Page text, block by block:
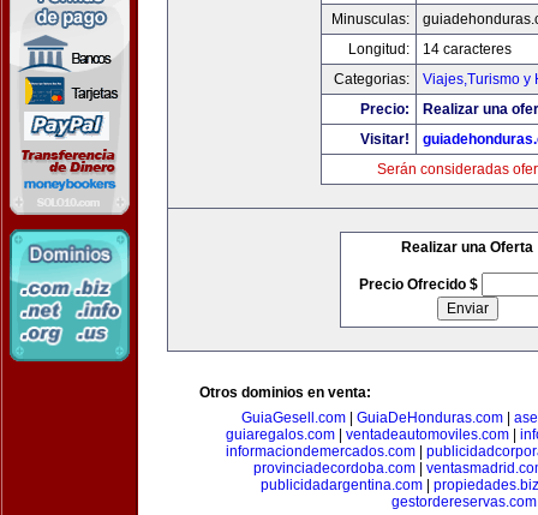
Minusculas:
Longitud:
14 caracteres
Categorias:
Viajes,Turismo y
Precio:
Realizar una
Visitar!
Serán consideradas
Realizar una Oferta
Precio Ofrecido $
Otros dominios en venta:
GuiaGesell.com
GuiaDeHonduras.com
guiaregalos.com| ventadeautomoviles.com|
informaciondemercados.com|
provinciadecordoba.com
publicidadargentina.com| propiedades.biz
gestordereservas.com